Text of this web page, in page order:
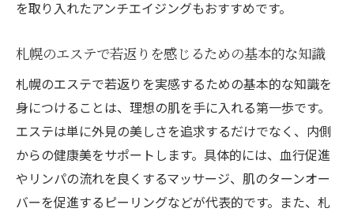
リングの重要性
札幌のエステサロンで受けるカウンセリン
若返りを実感できる札幌のエステサロン特集：
プロが教える選び方
札幌のエステサロンで若返りを体感するた
めの選び方
プロが薦める札幌でのエステサロンの特長
を取り入れたアンチエイジングもおすすめです。
札幌のエステで若返りを感じるための基本的な知識
札幌のエステで若返りを実感するための基本的な知識を
身につけることは、理想の肌を手に入れる第一歩です。
エステは単に外見の美しさを追求するだけでなく、内側
からの健康美をサポートします。具体的には、血行促進
やリンパの流れを良くするマッサージ、肌のターンオー
バーを促進するピーリングなどが代表的です。また、札